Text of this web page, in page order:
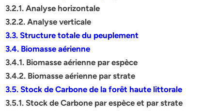
3.2.1. Analyse horizontale
3.2.2. Analyse verticale
3.3. Structure totale du peuplement
3.4. Biomasse aérienne
3.4.1. Biomasse aérienne par espèce
3.4.2. Biomasse aérienne par strate
3.5. Stock de Carbone de la forêt haute littorale
3.5.1. Stock de Carbone par espèce et par strate